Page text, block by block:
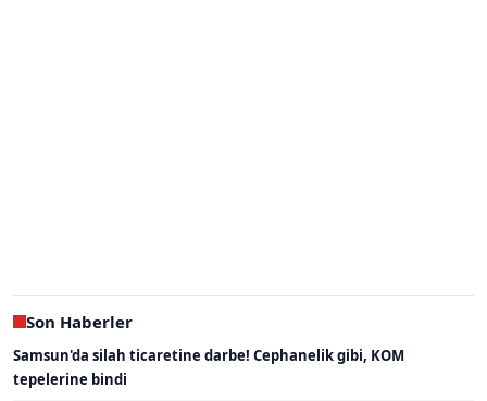
Son Haberler
Samsun'da silah ticaretine darbe! Cephanelik gibi, KOM
tepelerine bindi